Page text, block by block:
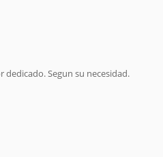
dedicado. Segun su necesidad.